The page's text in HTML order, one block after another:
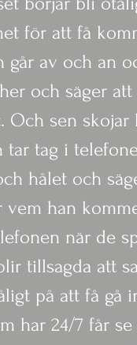
för att få
går av och an
och säger
Och sen
tar tag i
hålet och
vem han
när de
tillsagda att
på att få gå
har 24/7 får